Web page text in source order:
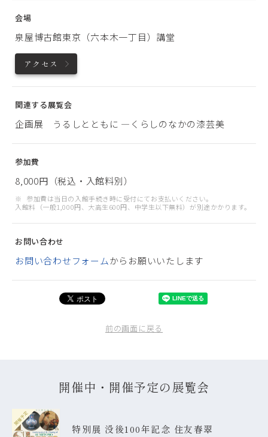
会場
泉屋博古館東京（六本木一丁目）講堂
アクセス
関連する展覧会
企画展 うるしとともに ―くらしのなかの漆芸美
参加費
8,000円（税込・入館料別）
参加費は当日の入館手続き時に受付にてお支払いください。
入館料（一般1,000円、大高生600円、中学生以下無料）が別途かかります。
お問い合わせ
お問い合わせフォームからお願いいたします
前の画面に戻る
開催中・開催予定の展覧会
開催予定
特別展 没後100年記念 住友春翠